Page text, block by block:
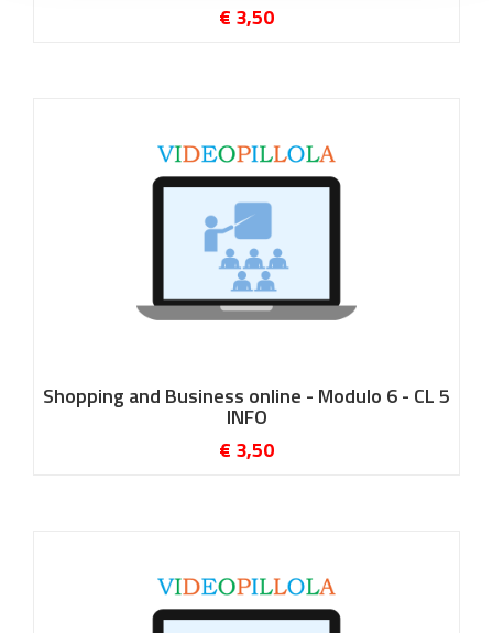
€ 3,50
Shopping and Business online - Modulo 6 - CL 5
INFO
€ 3,50